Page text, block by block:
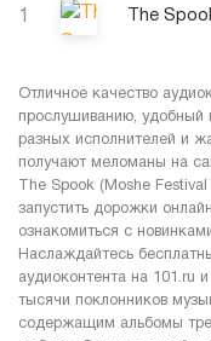
1 The
Отличное качество
прослушиванию, удобный
разных исполнителей и
получают меломаны на
The Spook (Moshe
запустить дорожки
ознакомиться с
Наслаждайтесь
аудиоконтента на 101.ru
тысячи поклонников
содержащим альбомы